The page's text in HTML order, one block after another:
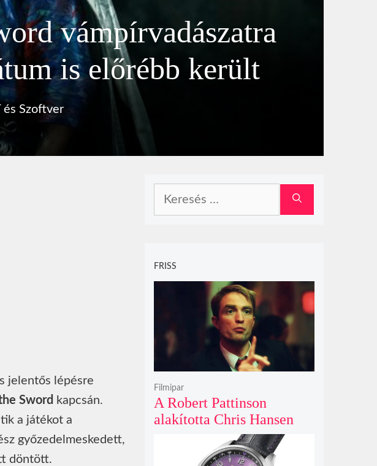
vámpírvadászatra
is előrébb került
és Szoftver
jelentős lépésre
Sword kapcsán.
a játékot a
győzedelmeskedett,
döntött.
FRISS
A Robert Pattinson
alakította Chris Hansen
sötét vadászatra indul a
Primetime előzetesében
Filmipar